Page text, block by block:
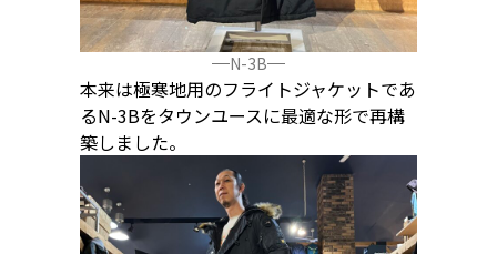
N-3B
本来は極寒地用のフライトジャケットであ
るN-3Bをタウンユースに最適な形で再構
築しました。